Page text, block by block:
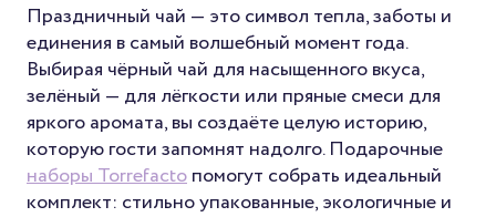
Праздничный чай — это символ тепла, заботы и
единения в самый волшебный момент года.
Выбирая чёрный чай для насыщенного вкуса,
зелёный — для лёгкости или пряные смеси для
яркого аромата, вы создаёте целую историю,
которую гости запомнят надолго. Подарочные
наборы Torrefactoпомогут собрать идеальный
комплект: стильно упакованные, экологичные и